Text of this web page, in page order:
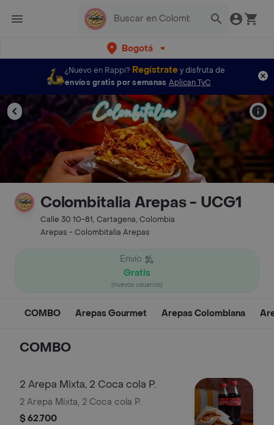
Bogotá
¿Nuevo en Rappi? Regístratey disfruta de
envíos gratis por semanas Aplican TyC
Colombitalia Arepas - UCG1
Calle 30 10-81, Cartagena, Colombia
Arepas - Colombitalia Arepas
Envío
Gratis
(nuevos usuarios)
COMBO Arepas Gourmet Arepas Colombiana
COMBO
2 Arepa Mixta, 2 Coca cola P.
2 Arepa Mixta, 2 Coca cola P.
$ 62.700